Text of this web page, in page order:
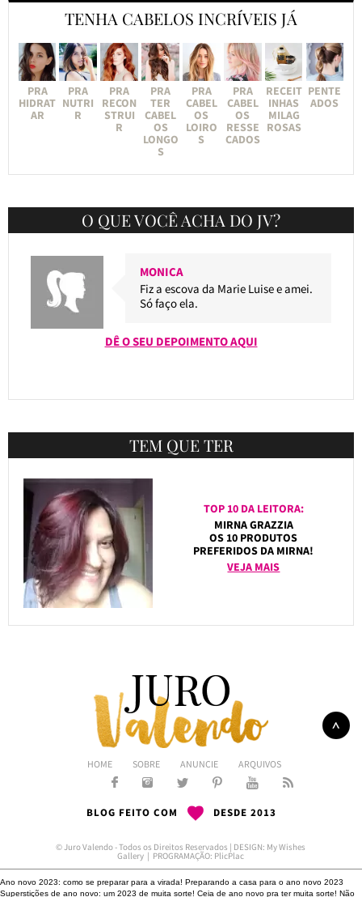
TENHA CABELOS INCRÍVEIS JÁ
PRA
HIDRAT
AR
PRA
NUTRI
R
PRA
RECON
STRUI
R
PRA
TER
CABEL
OS
LONGO
S
PRA
CABEL
OS
LOIRO
S
PRA
CABEL
OS
RESSE
CADOS
RECEIT
INHAS
MILAG
ROSAS
PENTE
ADOS
O QUE VOCÊ ACHA DO JV?
MONICA
Fiz a escova da Marie Luise e amei.
Só faço ela.
DÊ O SEU DEPOIMENTO AQUI
TEM QUE TER
TOP 10 DA LEITORA:
MIRNA GRAZZIA
OS 10 PRODUTOS
PREFERIDOS DA MIRNA!
VEJA MAIS
HOME SOBRE ANUNCIE ARQUIVOS
BLOG FEITO COM DESDE 2013
© Juro Valendo - Todos os Direitos Reservados | DESIGN: My Wishes
Gallery | PROGRAMAÇÃO: PlicPlac
Ano novo 2023: como se preparar para a virada! Preparando a casa para o ano novo 2023
Superstições de ano novo: um 2023 de muita sorte! Ceia de ano novo pra ter muita sorte! Não